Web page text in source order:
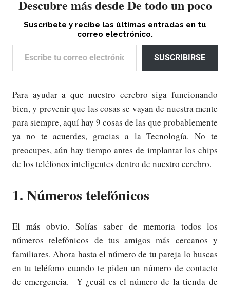
Descubre más desde De todo un poco
Suscríbete y recibe las últimas entradas en tu
correo electrónico.
Escribe tu correo electrónico…
SUSCRIBIRSE
Para ayudar a que nuestro cerebro siga funcionando
bien, y prevenir que las cosas se vayan de nuestra mente
para siempre, aquí hay 9 cosas de las que probablemente
ya no te acuerdes, gracias a la Tecnología. No te
preocupes, aún hay tiempo antes de implantar los chips
de los teléfonos inteligentes dentro de nuestro cerebro.
1. Números telefónicos
El más obvio. Solías saber de memoria todos los
números telefónicos de tus amigos más cercanos y
familiares. Ahora hasta el número de tu pareja lo buscas
en tu teléfono cuando te piden un número de contacto
de emergencia. Y ¿cuál es el número de la tienda de